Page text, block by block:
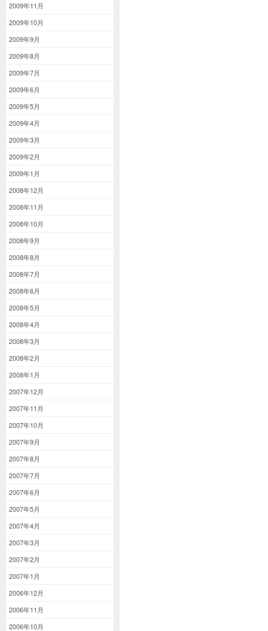
2009年11月
2009年10月
2009年9月
2009年8月
2009年7月
2009年6月
2009年5月
2009年4月
2009年3月
2009年2月
2009年1月
2008年12月
2008年11月
2008年10月
2008年9月
2008年8月
2008年7月
2008年6月
2008年5月
2008年4月
2008年3月
2008年2月
2008年1月
2007年12月
2007年11月
2007年10月
2007年9月
2007年8月
2007年7月
2007年6月
2007年5月
2007年4月
2007年3月
2007年2月
2007年1月
2006年12月
2006年11月
2006年10月